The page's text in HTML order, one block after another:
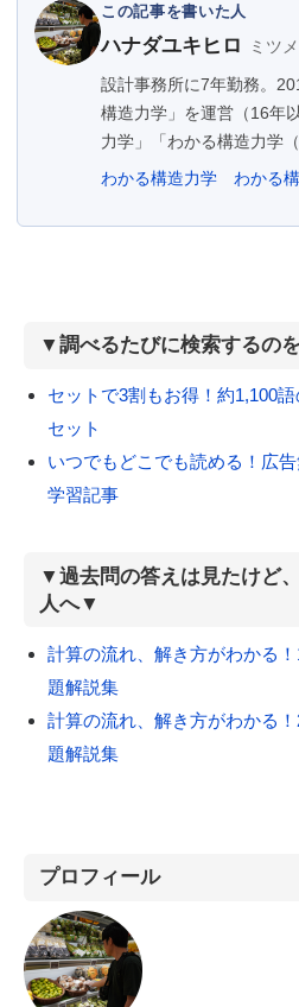
この記事を書いた人
ハナダユキヒロ
ミツ
設計事務所に7年勤務。
構造力学」を運営（16年
力学」「わかる構造力学
わかる構造力学
わかる
▼調べるたびに検索するの
セットで3割もお得！約1,100
セット
いつでもどこでも読める！広
学習記事
▼過去問の答えは見たけど
人へ▼
計算の流れ、解き方がわかる
題解説集
計算の流れ、解き方がわかる
題解説集
プロフィール